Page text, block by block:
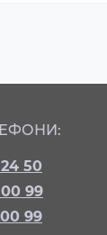
50
99
99